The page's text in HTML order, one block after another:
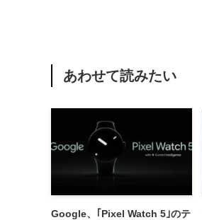
あわせて読みたい
Google、｢Pixel Watch 5｣のテ